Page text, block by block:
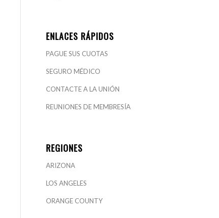
ENLACES RÁPIDOS
PAGUE SUS CUOTAS
SEGURO MÉDICO
CONTACTE A LA UNIÓN
REUNIONES DE MEMBRESÍA
REGIONES
ARIZONA
LOS ANGELES
ORANGE COUNTY